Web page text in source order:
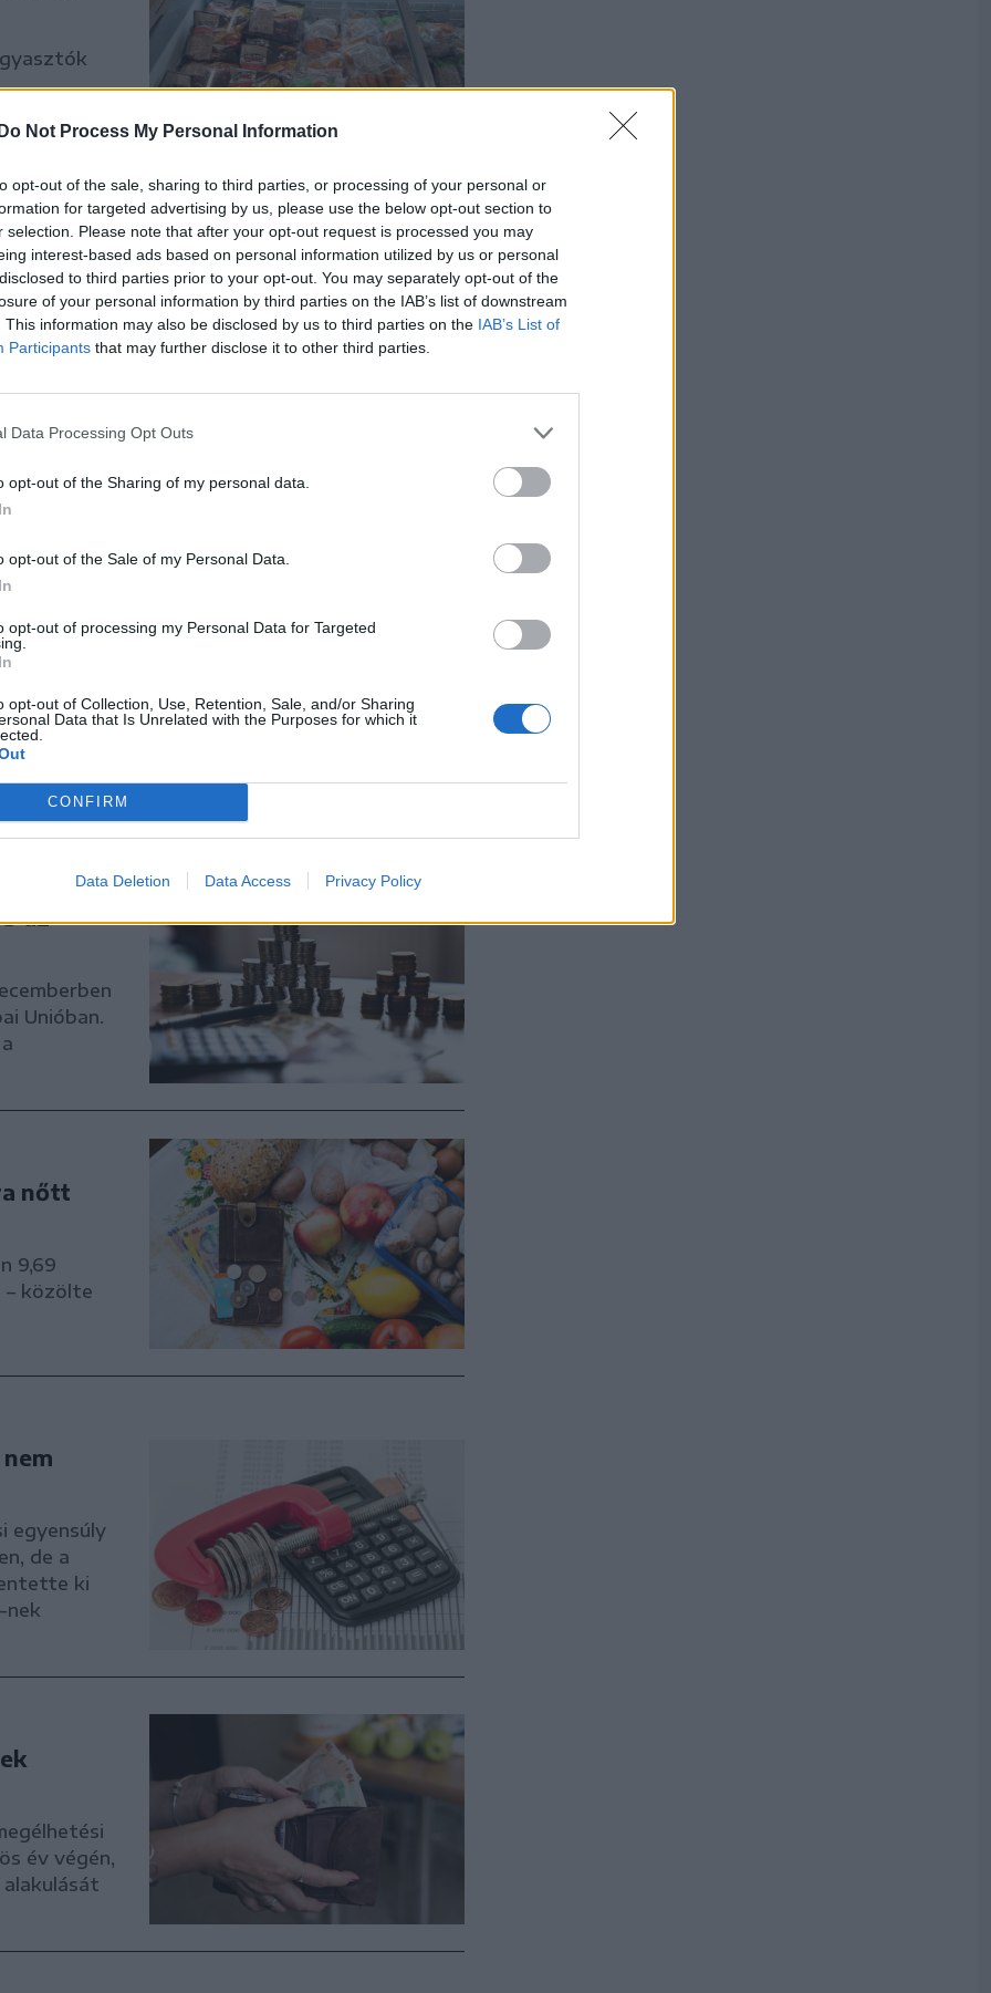
Do Not Process My Personal Information
opt-out of the sale, sharing to third parties, or processing of your personal or
for targeted advertising by us, please use the below opt-out section to
selection. Please note that after your opt-out request is processed you may
interest-based ads based on personal information utilized by us or personal
to third parties prior to your opt-out. You may separately opt-out of the
of your personal information by third parties on the IAB’s list of downstream
This information may also be disclosed by us to third parties on the IAB’s List of
Participants that may further disclose it to other third parties.
Data Processing Opt Outs
opt-out of the Sharing of my personal data.
opt-out of the Sale of my Personal Data.
opt-out of processing my Personal Data for Targeted
opt-out of Collection, Use, Retention, Sale, and/or Sharing
Data that Is Unrelated with the Purposes for which it
CONFIRM
Data Deletion Data Access Privacy Policy
(AEI)
a
2025-
– szögezte
Nemzeti
a lakások
emelése
az
Unióban.
nőtt
9,69
– közölte
egyensúly
de a
ki
nek
év végén,